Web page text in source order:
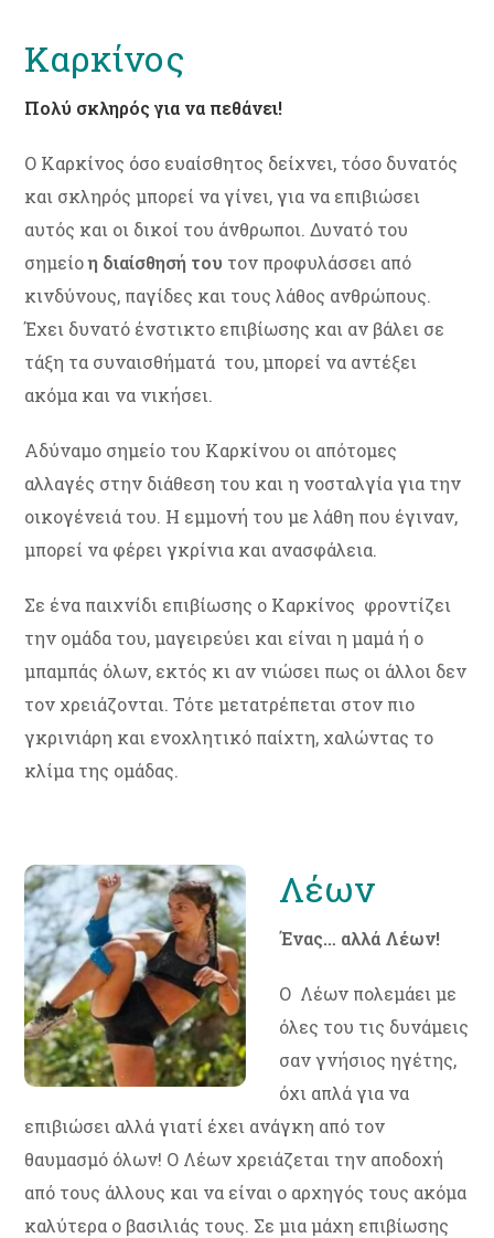
Καρκίνος
Πολύ σκληρός για να πεθάνει!
Ο Καρκίνος όσο ευαίσθητος δείχνει, τόσο δυνατός
και σκληρός μπορεί να γίνει, για να επιβιώσει
αυτός και οι δικοί του άνθρωποι. Δυνατό του
σημείοη διαίσθησή του τον προφυλάσσει από
κινδύνους, παγίδες και τους λάθος ανθρώπους.
Έχει δυνατό ένστικτο επιβίωσης και αν βάλει σε
τάξη τα συναισθήματά του, μπορεί να αντέξει
ακόμα και να νικήσει.
Αδύναμο σημείο του Καρκίνου οι απότομες
αλλαγές στην διάθεση του και η νοσταλγία για την
οικογένειά του. Η εμμονή του με λάθη που έγιναν,
μπορεί να φέρει γκρίνια και ανασφάλεια.
Σε ένα παιχνίδι επιβίωσης ο Καρκίνος φροντίζει
την ομάδα του, μαγειρεύει και είναι η μαμά ή ο
μπαμπάς όλων, εκτός κι αν νιώσει πως οι άλλοι δεν
τον χρειάζονται. Τότε μετατρέπεται στον πιο
γκρινιάρη και ενοχλητικό παίχτη, χαλώντας το
κλίμα της ομάδας.
Λέων
Ένας… αλλά Λέων!
Ο Λέων πολεμάει με
όλες του τις δυνάμεις
σαν γνήσιος ηγέτης,
όχι απλά για να
επιβιώσει αλλά γιατί έχει ανάγκη από τον
θαυμασμό όλων! Ο Λέων χρειάζεται την αποδοχή
από τους άλλους και να είναι ο αρχηγός τους ακόμα
καλύτερα ο βασιλιάς τους. Σε μια μάχη επιβίωσης